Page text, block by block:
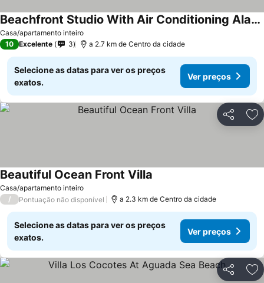
Casa/apartamento inteiro
Beachfront Studio With Air Conditioning Alamar 1
Ver preços
10 Excelente 3 a 2.7 km de Centro da cidade
Selecione as datas para ver os preços
exatos.
Ver preços
Partilhar
Casa/apartamento inteiro
Beautiful Ocean Front Villa
/ Pontuação não disponível a 2.3 km de Centro da cidade
Selecione as datas para ver os preços
exatos.
Ver preços
Partilhar